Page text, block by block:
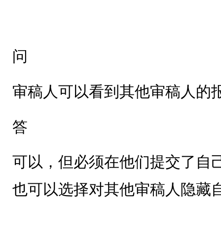
问
审稿人可以看到其他审稿人的
答
可以，但必须在他们提交了自
也可以选择对其他审稿人隐藏